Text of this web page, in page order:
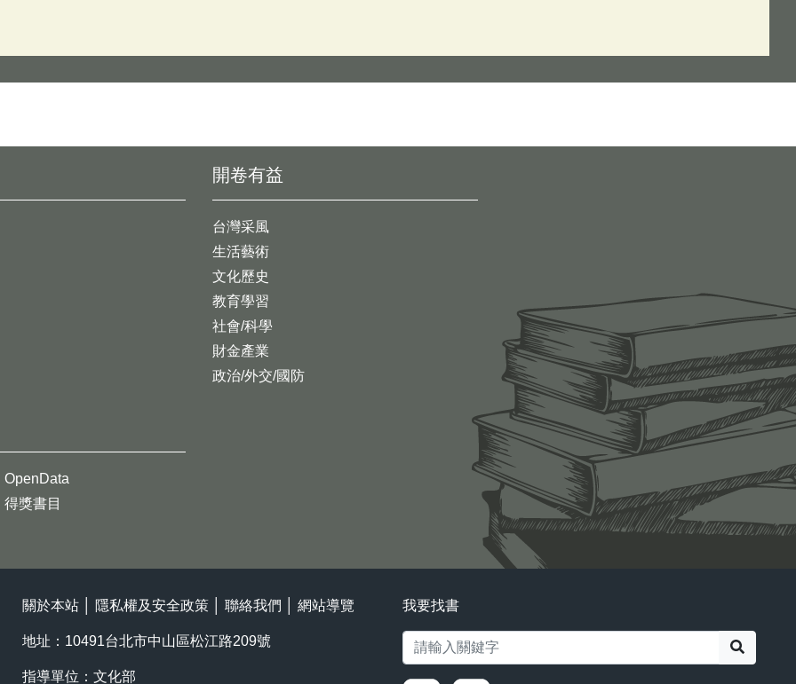
開卷有益
台灣采風
生活藝術
文化歷史
教育學習
社會/科學
財金產業
政治/外交/國防
OpenData
得獎書目
關於本站 隱私權及安全政策 聯絡我們 網站導覽
地址：10491台北市中山區松江路209號
指導單位：文化部
我要找書